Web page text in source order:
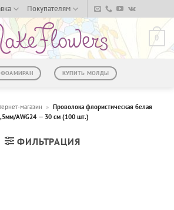
Покупателям
0
КУПИТЬ МОЛДЫ
магазин » Проволока флористическая белая
AWG24 — 30 см (100 шт.)
ФИЛЬТРАЦИЯ